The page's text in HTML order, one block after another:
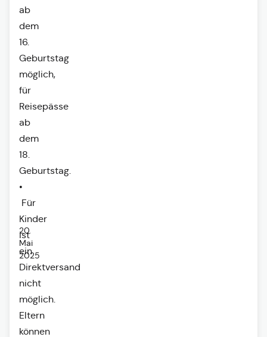
20.
Mai
2025
ab
dem
16.
Geburtstag
möglich,
für
Reisepässe
ab
dem
18.
Geburtstag.
•
Für
Kinder
ist
ein
Direktversand
nicht
möglich.
Eltern
können